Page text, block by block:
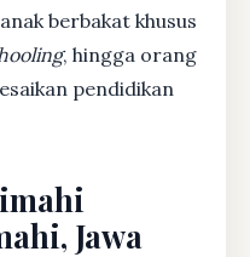
berbakat khusus
, hingga orang
pendidikan
Jawa